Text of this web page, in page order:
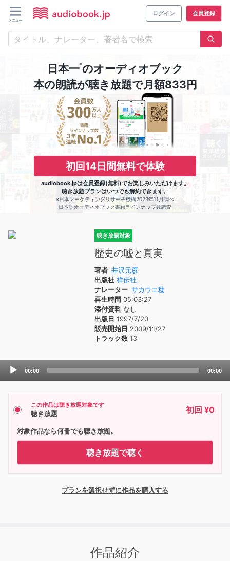
ログイン 会員登録
日本一※のオーディオブック
本の朗読が聴き放題で月額833円
初回14日間無料で体験
audiobook.jpは会員登録(無料)でお楽しみいただけます。
聴き放題プランはいつでも解約できます。
※日本マーケティングリサーチ機構2023年11月調べ
日本語オーディオブック書籍ラインナップ数調査
聴き放題対象
歴史の嘘と真実
著者 井沢元彦
出版社 祥伝社
ナレーター サカウエ稔
再生時間 05:03:27
添付資料なし
出版日 1997/7/20
販売開始日 2009/11/27
トラック数 13
Audio
00:00 00:00
この作品は聴き放題対象です
聴き放題 初回 ¥0
対象作品なら何冊でも聴き放題。
聴き放題で聴く
プランを選択せずに作品を購入する
作品紹介